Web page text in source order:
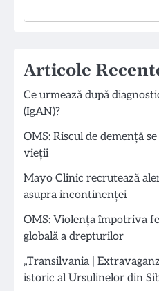
Articole
Ce urmează după
(IgAN)?
OMS: Riscul de demență
vieții
Mayo Clinic recrutează
asupra incontinenței
OMS: Violența împotriva
globală a drepturilor
„Transilvania |
istoric al Ursulinelor din